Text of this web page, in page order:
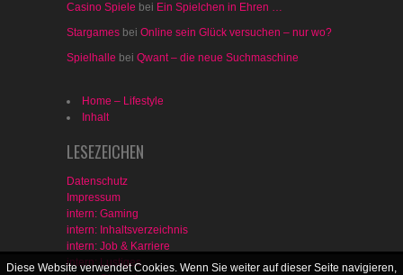
Casino Spiele bei Ein Spielchen in Ehren …
Stargames bei Online sein Glück versuchen – nur wo?
Spielhalle bei Qwant – die neue Suchmaschine
Home – Lifestyle
Inhalt
LESEZEICHEN
Datenschutz
Impressum
intern: Gaming
intern: Inhaltsverzeichnis
intern: Job & Karriere
intern: Lustiges
Diese Website verwendet Cookies. Wenn Sie weiter auf dieser Seite navigieren,